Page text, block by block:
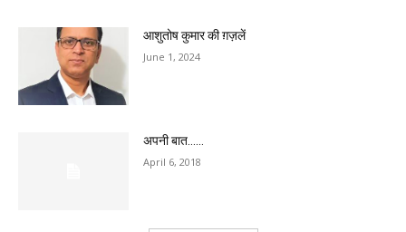
आशुतोष कुमार की ग़ज़लें
June 1, 2024
अपनी बात……
April 6, 2018